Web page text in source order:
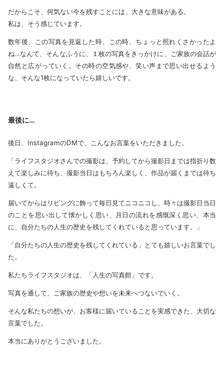
だからこそ、何気ない今を残すことには、大きな意味がある。
私は、そう感じています。
数年後、この写真を見返した時、この時、ちょっと照れくさかったよ
ね…なんて、そんなふうに、１枚の写真をきっかけに、ご家族の会話が
自然と広がっていく。その時の空気感や、笑い声まで思い出せるよう
な、そんな1枚になっていたら嬉しいです。
最後に…
後日、InstagramのDMで、こんなお言葉をいただきました。
「ライフスタジオさんでの撮影は、予約してから撮影日までは指折り数
えて楽しみに待ち、撮影当日はもちろん楽しく、作品が届くまでは待ち
遠しくて。
届いてからはリビングに飾って毎日見てニコニコし、時々は撮影日当日
のことを思い出して懐かしく思い、月日の流れを感慨深く思い、本当
に、自分たちの人生の歴史を残してくれていると思っています。」
「自分たちの人生の歴史を残してくれている」とても嬉しいお言葉でし
た。
私たちライフスタジオは、「人生の写真館」です。
写真を通して、ご家族の歴史や想いを未来へつないでいく。
そんな私たちの想いが、お客様に届いていることを実感できた、大切な
言葉でした。
本当にありがとうございました。